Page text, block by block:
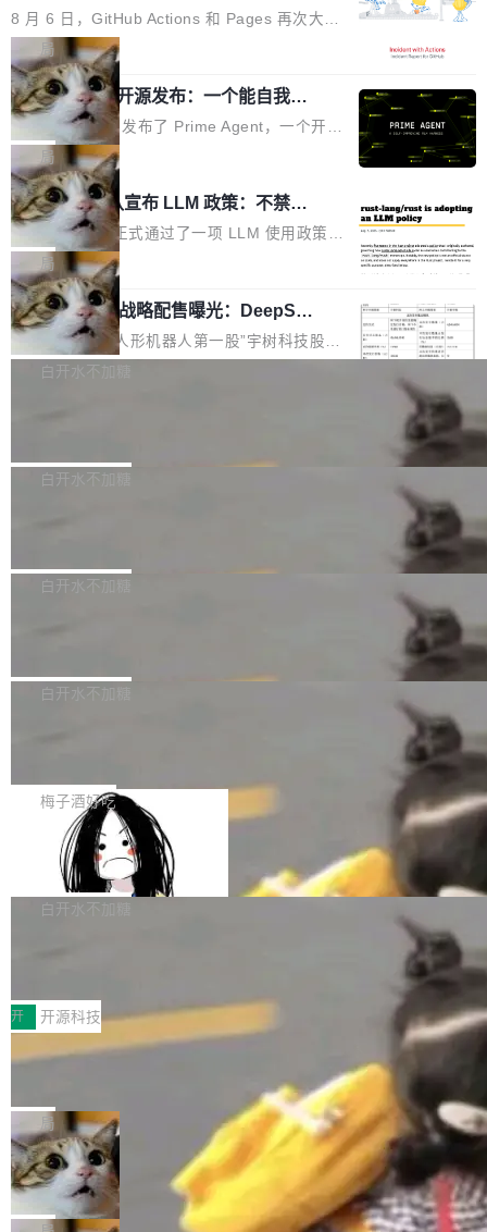
026 的读者：「看了篇 ...
认为最重要的一个——复杂度恰到好处，刚好能
驱动你去学 CuTe，但还没被那些"邪恶的" Hopp
er++ 优化所淹没，足够容易修改和适配。 更关
键的是 FA2 的持久性...
型智能设备的开发、连接与互联提供关键支撑，
也为产业链企业探索产品创新与商业增长打开新
的空间。 8月14日，开源鸿蒙智能硬件开发者日
（OHDD：OpenHarmony Hardware Develope
r Day）将在杭州启航。活动面向智能硬件产业
链企业和开发者，邀请行业专家与资深技术顾
问，围绕开源鸿蒙技术能力、设备适配、芯片适
配、功耗与稳定性调优、兼容性测评及统一互联
等内容展开系统讲解和实战交流，帮助企业进一
步了解开源鸿蒙在智能...
8 月 6 日，GitHub Actions 和 Pages 再次大规
模服务降级，Actions 完全不可用超过 5 小时，
webhook 停发，连自托管 runner 也因调度层故
障无法工作。Pages、Copilot code review、C
opilot coding agent 全部受影响。从检测到完全
恢复，大约 12 小时。 这是 2026 年 8 月的第六
起事故，其中四起与 AI/Copilot 服务相关。 Git
Hub 员工 kdaigle 在 HN 讨论中贴出了一组数
据：2025 年全年 10 亿次 commit。现在，每周
2.75 亿次，全年预计 140 亿次。GitHub...
局
Prime Agent 开源发布：一个能自我改
进的编程 Agent，ARC-AGI 3 超越人类
专家基线
Prime Intellect 发布了 Prime Agent，一个开源
的编程 Agent Harness，核心设计围绕两个抽
象：Recursive Language Model（RLM）和 C
ontinual Harness。在 ARC-AGI 3 基准测试
上，Prime Agent + Opus 5 的组合达到了 95.
5% RHAE Best@1，超过了 ARC 报告的人类专
家基线 95.4%。 不是又一个 coding agent 包装
器 Prime Agent 的架构和市面上大多数 coding
agent 有本质区别。大多数 agent harness 的设
计是基于早期模型的能力—...
局
Rust 项目团队宣布 LLM 政策：不禁
止，但你要承认哪些代码不是你写的
Rust 语言项目正式通过了一项 LLM 使用政策，
覆盖 rust-lang/rust 单一仓库的代码贡献。这不
是项目级别的官方立场，目前由五个团队采纳，
但它可能是主流开源项目中关于 AI 辅助贡献最
细致的一份规则。 政策的核心只有一句话：LLM
可以用来分析、提炼、审阅、建议，但不能用来
不得生成涉及安全性的关键变更，除非作者本身
局
宇树科技 IPO 战略配售曝光：DeepSe
ek 获配 93.3 万股，锁定 36 个月
8月6日晚间，“人形机器人第一股”宇树科技股份
有限公司披露IPO发行价格及战略配售结果，杭
36个月。 公告显示，本次宇树科技战略配售对
员工参与设立的专项资产管理计划。其中，Dee
获配9...
白开水不加糖
Bug fixes and enhancements 修复多次传递同
一个回归问题，该问题导致拉取镜像时会拒绝包
题，该问题可能导致在旧版 Linux 内核...
白开水不加糖
e 孵化器项目管理委员会（IPMC）投票中获得
P）！这一里程碑不仅标志着 Fluss 迈入新的发
白开水不加糖
长期停止内容更新，未能实现其作为“AI版维基百
提交的编辑请求也长期处于待处理状态。 Groki
pedia 于去年底上线，定位为由人工智能生成内
容的百科平台，被马斯克视为传统众包百科网站
维基百科的替代方案。Lawfare 调查发现，无论
热门页面还是低关注度页面，均未出现近期更
白开水不加糖
是这样的：配 MessageSource 的 Bean、写 R
eloadableResourceBundleMessageSource、
声明 LocaleResolver、注册 LocaleChangeInt
erceptor…五六步之后才能看到第一行翻译文
本。 Solon 换了个方式。整个 i18n 模块围绕三
梅子酒好吃
Apache Doris 4.1 全面增强 Iceberg：
支持 UPDATE、MERGE INTO 与 Iceb
erg V3
Apache Doris 4.1 要补齐的，正是缺失的那一
半。在已有查询能力的基础上，Doris 进一步支
常维护操作，并完整支持 Iceberg V3 格式。
白开水不加糖
村国家自主创新示范区会议中心开幕。本届大会
由中关村智联软件服务业质量创新联盟主办，以
“智构可信·质创未来——AI原生时代的质量新范
式”为主题，直面AI从实验室走向规模化产业落地
的核心质量命题。会上，《2026智能研发生产力
工具选型手册》发布，Testin云测的Testin XAge
nt智能测试系统入选AI测试领域代表产品。对CI
O而言，这提示了一个转变：AI测试正在从效率
工具升级为企业的质量基础设施。 CIO面对的新
开 开源科技
让非法状态不可表示：一篇关于 ADT
有一种东西，一旦用过就回不去了。Alex Fedos
eev 管它叫"软件设计的基石"。 他说的东西不新
鲜——代数数据类型（ADT），尤其是和类型
（sum type）。但他说清楚了一件事：这不是类
型系统的学术体操，是日常编码的思维方式。 文
章从一个简单的例子切入。一个网站的深色主题
局
Cloudflare 开源内部企业 AI 平台 Clou
dflare OS
Cloudflare 发布了一个开源项目 Cloudflare O
S。如果你只看官方博客，你会觉得这是又一